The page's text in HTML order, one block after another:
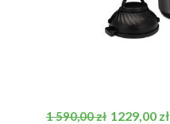
Cena podstawowa
1 590,00 zł Cena
1229,00 zł